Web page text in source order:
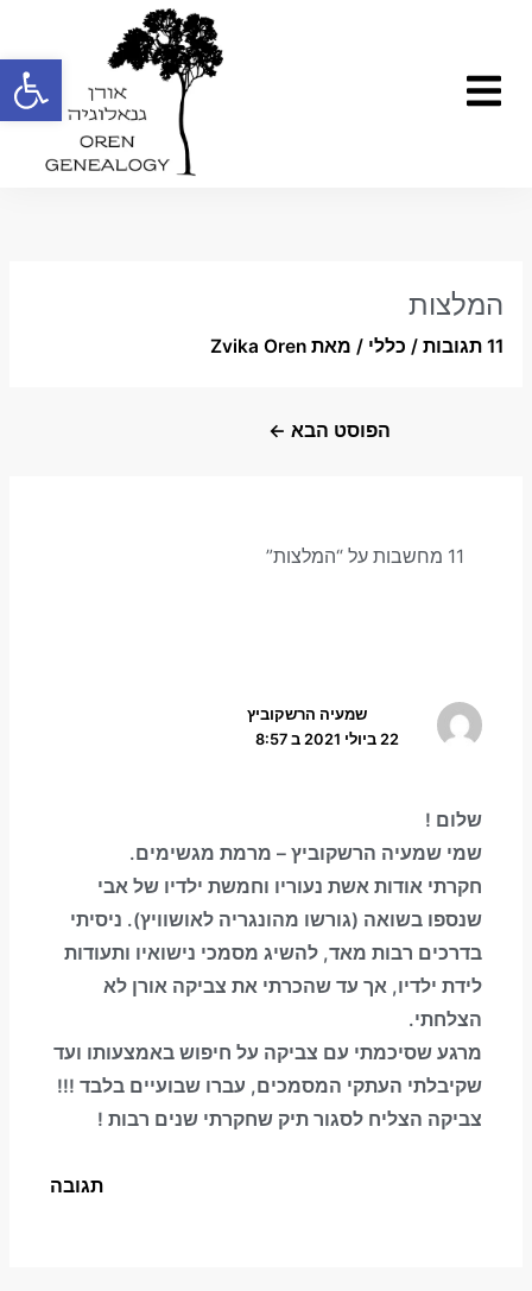
תפריט
המלצות
11 תגובות / כללי / מאת Zvika Oren
הפוסט הבא ←
11 מחשבות על “המלצות”
שמעיה הרשקוביץ
22 ביולי 2021 ב 8:57
שלום !
שמי שמעיה הרשקוביץ – מרמת מגשימים.
חקרתי אודות אשת נעוריו וחמשת ילדיו של אבי
שנספו בשואה (גורשו מהונגריה לאושוויץ). ניסיתי
בדרכים רבות מאד, להשיג מסמכי נישואיו ותעודות
לידת ילדיו, אך עד שהכרתי את צביקה אורן לא
הצלחתי.
מרגע שסיכמתי עם צביקה על חיפוש באמצעותו ועד
שקיבלתי העתקי המסמכים, עברו שבועיים בלבד !!!
צביקה הצליח לסגור תיק שחקרתי שנים רבות !
תגובה